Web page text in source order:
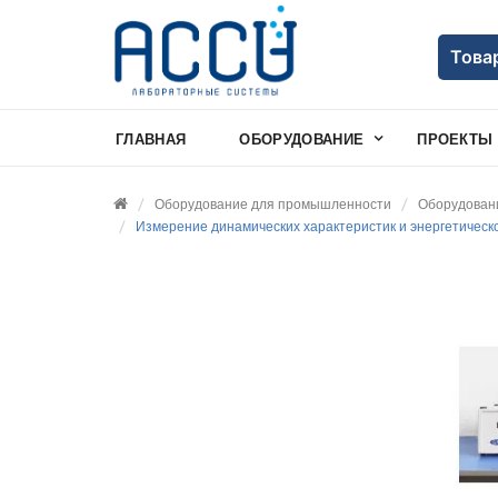
ГЛАВНАЯ ОБОРУДОВАНИЕ ПРОЕКТЫ
Оборудование для промышленности
Измерение динамических характеристик и